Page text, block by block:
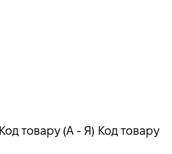
Код товару (А - Я) Код товару